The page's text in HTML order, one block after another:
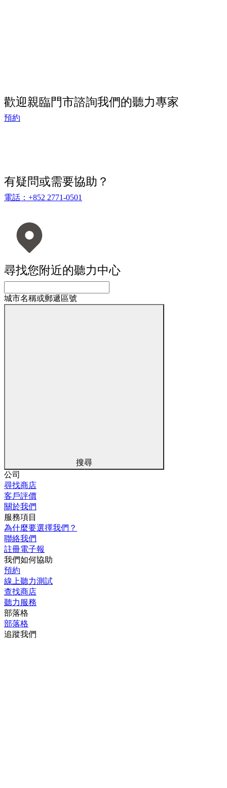
歡迎親臨門市諮詢我們的聽力專家
預約
有疑問或需要協助？
電話：+852 2771-0501
尋找您附近的聽力中心
城市名稱或郵遞區號
搜尋
公司
尋找商店
客戶評價
關於我們
服務項目
為什麼要選擇我們？
聯絡我們
註冊電子報
我們如何協助
預約
線上聽力測試
查找商店
聽力服務
部落格
部落格
追蹤我們